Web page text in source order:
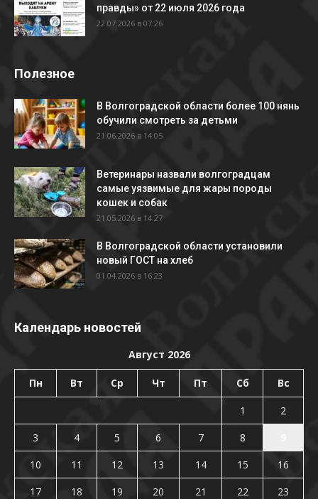
правды» от 22 июля 2026 года
22.07.2026 в 07:26
Полезное
В Волгоградской области более 100 нянь
обучили смотреть за детьми
21.06.2026 в 14:05
Ветеринары назвали волгоградцам
самые уязвимые для жары породы
кошек и собак
21.05.2026 в 14:27
В Волгоградской области установили
новый ГОСТ на хлеб
01.04.2026 в 16:23
Календарь новостей
Август 2026
Пн Вт Ср Чт Пт Сб Вс
1
2
3
4 5 6 7 8
10
11 12 13 14 15
16
17
18 19 20 21 22
23